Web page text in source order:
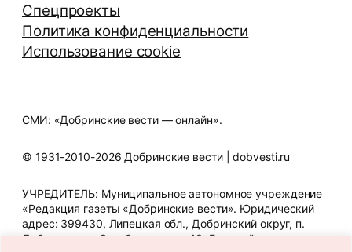
Спецпроекты
Политика конфиденциальности
Использование cookie
СМИ: «Добринские вести — онлайн».
© 1931-2010-2026 Добринские вести | dobvesti.ru
УЧРЕДИТЕЛЬ: Муниципальное автономное учреждение
«Редакция газеты «Добринские вести». Юридический
адрес: 399430, Липецкая обл., Добринский округ, п.
Добринка, ул. Октябрьская, д. 43. Главный редактор